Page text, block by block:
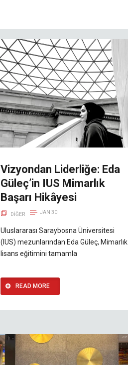
Vizyondan Liderliğe: Eda
Güleç’in IUS Mimarlık
Başarı Hikâyesi
DIĞER JAN 30
Uluslararası Saraybosna Üniversitesi
(IUS) mezunlarından Eda Güleç, Mimarlık
lisans eğitimini tamamla
READ MORE